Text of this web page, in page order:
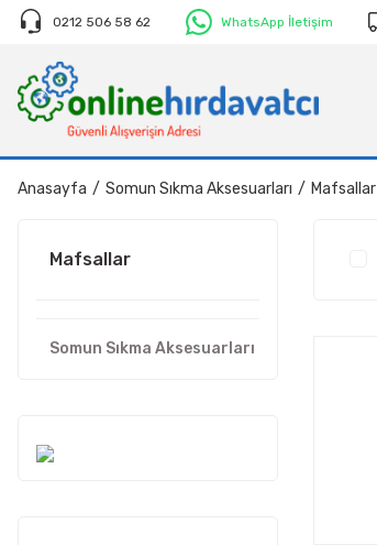
0212 506 58 62 WhatsApp İletişim
Anasayfa Somun Sıkma Aksesuarları Mafsallar
Mafsallar
Somun Sıkma Aksesuarları